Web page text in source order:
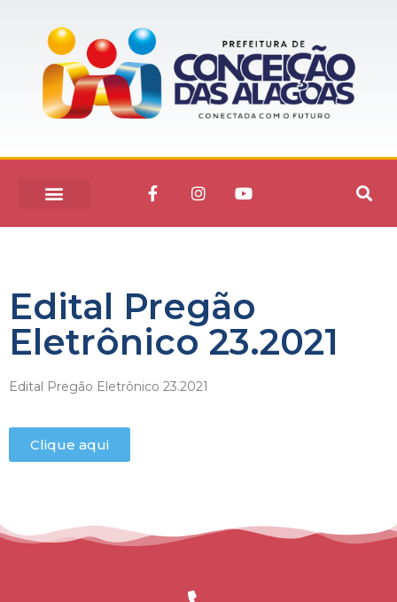
Edital Pregão
Eletrônico 23.2021
Edital Pregão Eletrônico 23.2021
Clique aqui